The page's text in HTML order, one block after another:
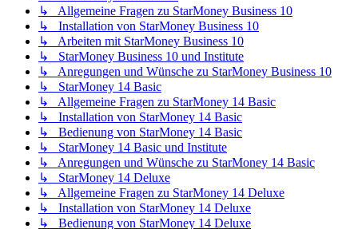
↳ Allgemeine Fragen zu StarMoney Business 10
↳ Installation von StarMoney Business 10
↳ Arbeiten mit StarMoney Business 10
↳ StarMoney Business 10 und Institute
↳ Anregungen und Wünsche zu StarMoney Business 10
↳ StarMoney 14 Basic
↳ Allgemeine Fragen zu StarMoney 14 Basic
↳ Installation von StarMoney 14 Basic
↳ Bedienung von StarMoney 14 Basic
↳ StarMoney 14 Basic und Institute
↳ Anregungen und Wünsche zu StarMoney 14 Basic
↳ StarMoney 14 Deluxe
↳ Allgemeine Fragen zu StarMoney 14 Deluxe
↳ Installation von StarMoney 14 Deluxe
↳ Bedienung von StarMoney 14 Deluxe